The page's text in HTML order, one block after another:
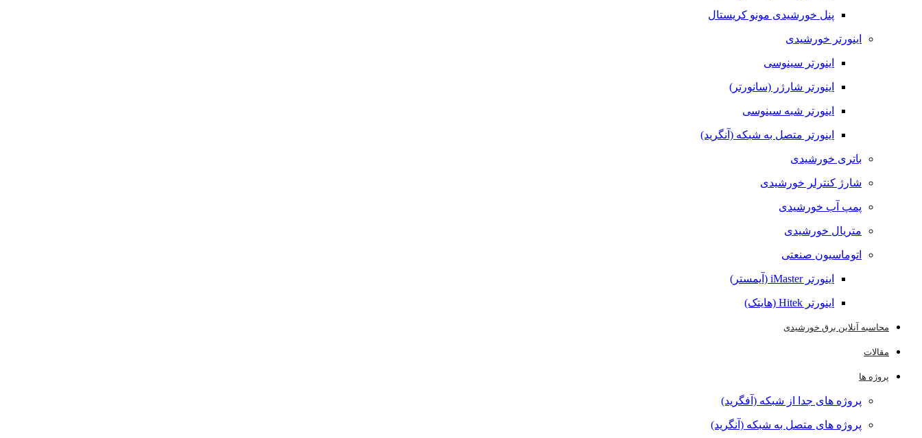
پنل خورشیدی مونو کریستال
اینورتر خورشیدی
اینورتر سینوسی
اینورتر شارژر (سانورتر)
اینورتر شبه سینوسی
اینورتر متصل به شبکه (آنگرید)
باتری خورشیدی
شارژ کنترلر خورشیدی
پمپ آب خورشیدی
متریال خورشیدی
اتوماسیون صنعتی
اینورتر iMaster (آیمستر)
اینورتر Hitek (هایتک)
محاسبه آنلاین برق خورشیدی
مقالات
پروژه ها
پروژه های جدا از شبکه (آفگرید)
پروژه های متصل به شبکه (آنگرید)